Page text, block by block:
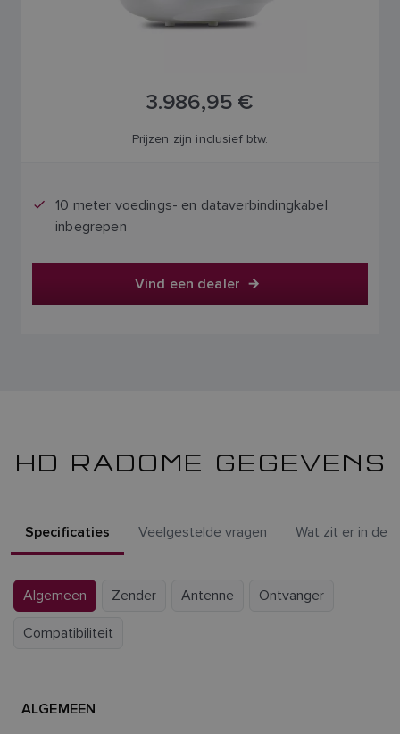
3.986,95 €
Prijzen zijn inclusief btw.
10 meter voedings- en dataverbindingkabel
inbegrepen
Vind een dealer
HD RADOME GEGEVENS
Specificaties Veelgestelde vragen Wat zit er in de
Algemeen Zender Antenne Ontvanger
Compatibiliteit
ALGEMEEN